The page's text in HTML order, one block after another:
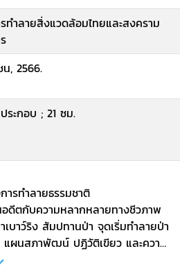
ทำลายสิ่งแวดล้อมไทยและสงคราม
, 2566.
ะกอบ ; 21 ซม.
รทำลายธรรมชาติ
อดีตกับความหลากหลายทางชีวภาพ
าว์ริง สัมปทานป่า จุดเริ่มทำลายป่า
ผนสภาพัฒน์ ปฏิวัติเขียว และความ